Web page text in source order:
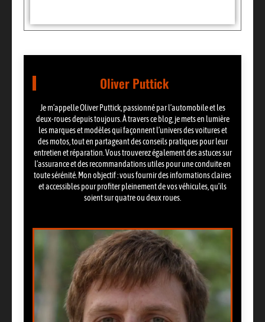
Oliver Puttick
Je m’appelle Oliver Puttick, passionné par l’automobile et les
deux-roues depuis toujours. À travers ce blog, je mets en lumière
les marques et modèles qui façonnent l’univers des voitures et
des motos, tout en partageant des conseils pratiques pour leur
entretien et réparation. Vous trouverez également des astuces sur
l’assurance et des recommandations utiles pour une conduite en
toute sérénité. Mon objectif : vous fournir des informations claires
et accessibles pour profiter pleinement de vos véhicules, qu’ils
soient sur quatre ou deux roues.